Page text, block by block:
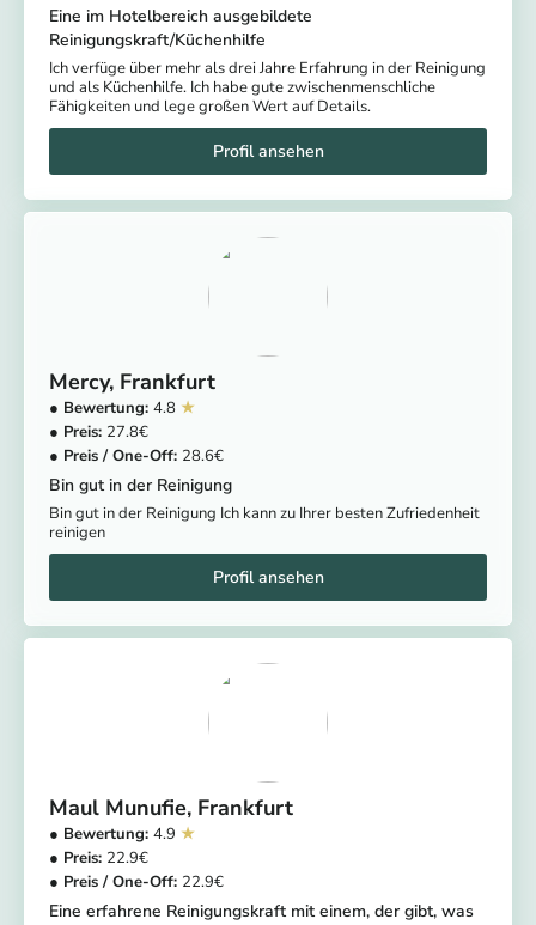
Eine im Hotelbereich ausgebildete
Reinigungskraft/Küchenhilfe
Ich verfüge über mehr als drei Jahre Erfahrung in der Reinigung
und als Küchenhilfe. Ich habe gute zwischenmenschliche
Fähigkeiten und lege großen Wert auf Details.
Mercy Frankfurt
4.8
27.8
28.6
Bin gut in der Reinigung
Bin gut in der Reinigung Ich kann zu Ihrer besten Zufriedenheit
reinigen
Maul Munufie Frankfurt
4.9
22.9
22.9
Eine erfahrene Reinigungskraft mit einem, der gibt, was